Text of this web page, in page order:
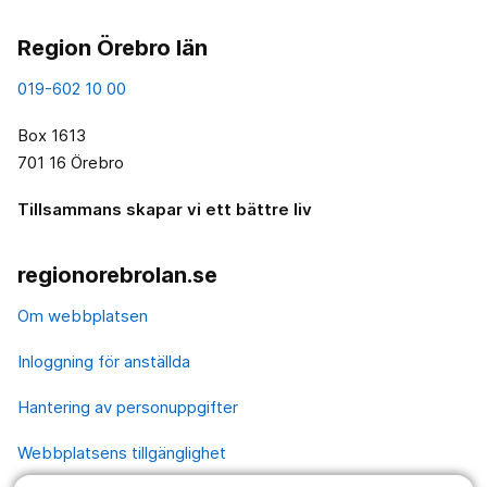
Region Örebro län
019-602 10 00
Box 1613
701 16 Örebro
Tillsammans skapar vi ett bättre liv
regionorebrolan.se
Om webbplatsen
Inloggning för anställda
Hantering av personuppgifter
Webbplatsens tillgänglighet